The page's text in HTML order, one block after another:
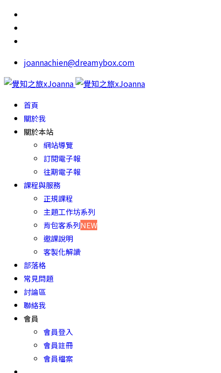
joannachien@dreamybox.com
首頁
關於我
關於本站
網站導覽
訂閱電子報
往期電子報
課程與服務
正規課程
主題工作坊系列
背包客系列NEW
邀課說明
客製化解讀
部落格
常見問題
討論區
聯絡我
會員
會員登入
會員註冊
會員檔案